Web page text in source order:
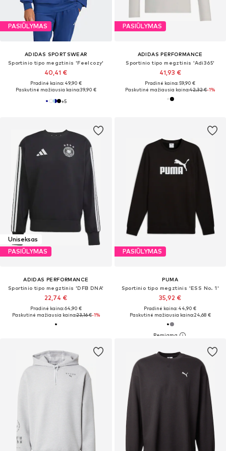
PASIŪLYMAS
ADIDAS SPORTSWEAR
Sportinio tipo megztinis 'Feelcozy'
40,41 €
Pradinė kaina: 49,90 €
Paskutinė mažiausia kaina:39,90 €
+5
PASIŪLYMAS
ADIDAS PERFORMANCE
Sportinio tipo megztinis 'Adi365'
41,93 €
Pradinė kaina: 59,90 €
Paskutinė mažiausia kaina:42,32 €-1%
Uniseksas
PASIŪLYMAS
ADIDAS PERFORMANCE
Sportinio tipo megztinis 'DFB DNA'
22,74 €
Pradinė kaina: 64,90 €
Paskutinė mažiausia kaina:23,16 €-1%
PASIŪLYMAS
PUMA
Sportinio tipo megztinis 'ESS No. 1'
35,92 €
Pradinė kaina: 44,90 €
Paskutinė mažiausia kaina:24,68 €